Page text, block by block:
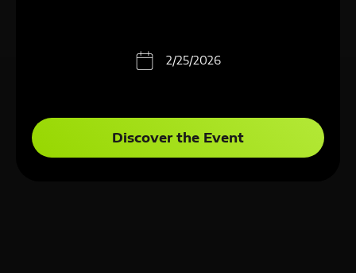
2/25/2026
Discover the Event